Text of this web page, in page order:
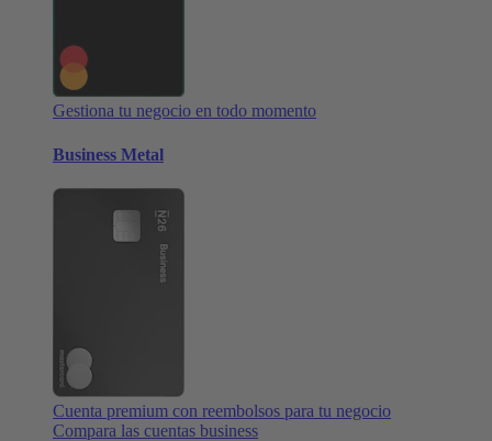
Gestiona tu negocio en todo momento
Business Metal
Cuenta premium con reembolsos para tu negocio
Compara las cuentas business